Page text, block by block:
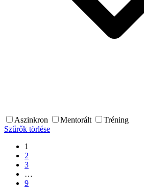
Aszinkron Mentorált
Tréning
Szűrők törlése
1
2
3
…
9